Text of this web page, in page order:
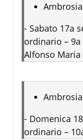
- Sabato 17a
ordinario – 9a
Alfonso Maria
- Domenica
ordinario –